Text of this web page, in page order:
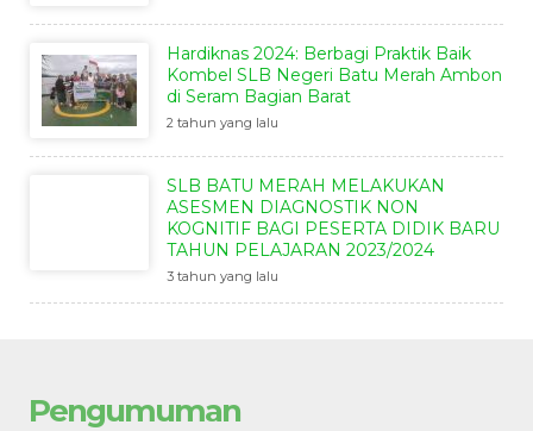
Hardiknas 2024: Berbagi Praktik Baik
Kombel SLB Negeri Batu Merah Ambon
di Seram Bagian Barat
2 tahun yang lalu
SLB BATU MERAH MELAKUKAN
ASESMEN DIAGNOSTIK NON
KOGNITIF BAGI PESERTA DIDIK BARU
TAHUN PELAJARAN 2023/2024
3 tahun yang lalu
Pengumuman